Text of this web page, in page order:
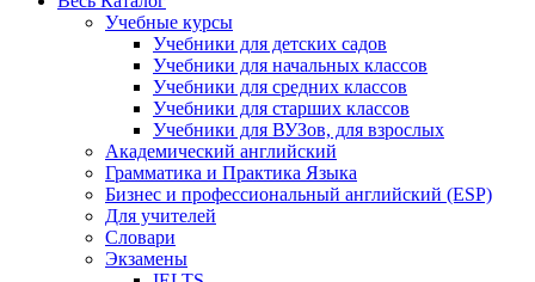
Учебные курсы
Учебники для детских садов
Учебники для начальных классов
Учебники для средних классов
Учебники для старших классов
Учебники для ВУЗов, для взрослых
Академический английский
Грамматика и Практика Языка
Бизнес и профессиональный английский (ESP)
Для учителей
Словари
Экзамены